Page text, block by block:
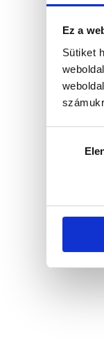
Ez a
Sütiket
kiválasztása